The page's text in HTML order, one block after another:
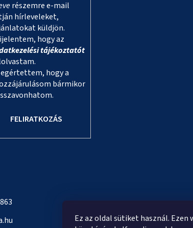
Ez az oldal sütiket használ.
részemre e-mail
hírleveleket,
küldjön.
hogy az
tájékoztatót
hogy a
bármikor
FELIRATKOZÁS